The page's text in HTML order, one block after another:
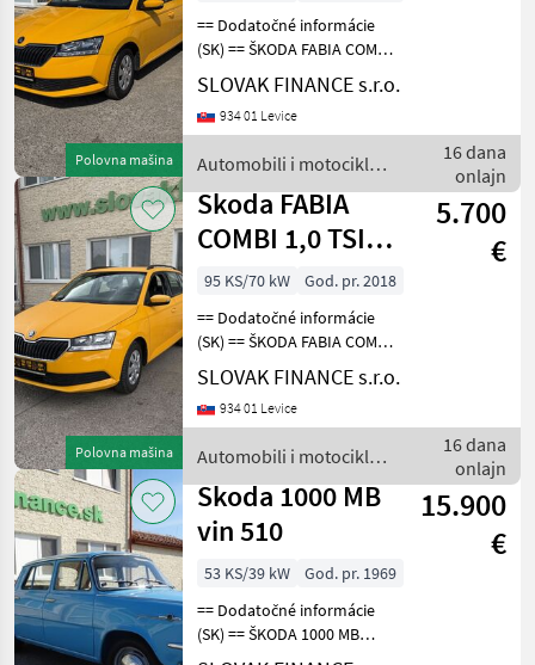
Polovna mašina
== Dodatočné informácie
(SK) == ŠKODA FABIA COMBI
1, 0 TSI benzín r.v. 11/2018,
85 480 km, EURO 6, 70 kW,
999 cm3, manuál 5st,
rádio, Bluet
SLOVAK FINANCE s.r.o.
934 01 Levice
Automobili i motocikli /
Skoda
16 dana
onlajn
Polovna mašina
Skoda FABIA
COMBI 1,0 TSI
VIN 142
5.700
€
95 KS/70 kW
God. pr. 2018
== Dodatočné informácie
(SK) == ŠKODA FABIA COMBI
1, 0 TSI benzín r.v. 11/2018,
69 676 km, EURO 6, 70 kW,
999 cm3, manuál 5st,
rádio, Bluet
SLOVAK FINANCE s.r.o.
934 01 Levice
Automobili i motocikli /
Skoda
16 dana
onlajn
Skoda 1000 MB
vin 510
15.900
€
53 KS/39 kW
God. pr. 1969
== Dodatočné informácie
(SK) == ŠKODA 1000 MB
rv:7/1969, 6388 km, 39 kw,